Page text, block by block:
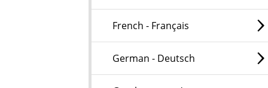
French - Français
German - Deutsch